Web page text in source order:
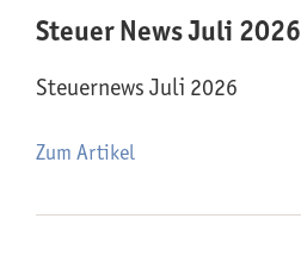
Steuer News Juli 2026
Steuernews Juli 2026
Zum Artikel